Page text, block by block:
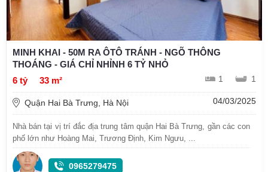
MINH KHAI - 50M RA ÔTÔ TRÁNH - NGÕ THÔNG
THOÁNG - GIÁ CHỈ NHỈNH 6 TỶ NHỎ
6 tỷ
33 m² 1 1
Quận Hai Bà Trưng, Hà Nội 04/03/2025
Nhà bán tại vị trí đắc địa trung tâm quận Hai Bà Trưng, gần các con
phố lớn như Hoàng Mai, Trương Định, Kim Ngưu, ...
0965279475